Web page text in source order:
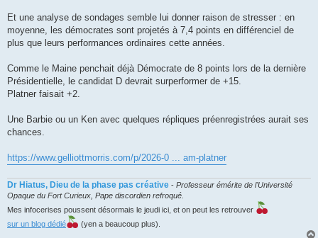
Et une analyse de sondages semble lui donner raison de stresser : en
moyenne, les démocrates sont projetés à 7,4 points en différenciel de
plus que leurs performances ordinaires cette années.
Comme le Maine penchait déjà Démocrate de 8 points lors de la dernière
Présidentielle, le candidat D devrait surperformer de +15.
Platner faisait +2.
Une Barbie ou un Ken avec quelques répliques préenregistrées aurait ses
chances.
https://www.gelliottmorris.com/p/2026-0 ... am-platner
Dr Hiatus, Dieu de la phase pas créative - Professeur émérite de l'Université
Opaque du Fort Curieux, Pape discordien refroqué.
Mes infocerises poussent désormais le jeudi ici, et on peut les retrouver
sur un blog dédié
(yen a beaucoup plus).